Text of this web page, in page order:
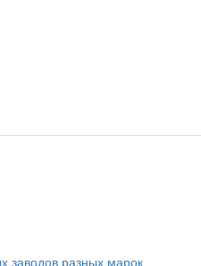
заводов разных марок